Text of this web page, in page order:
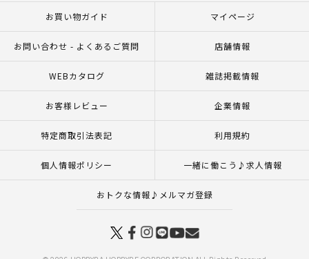
お買い物ガイド マイページ
お問い合わせ - よくあるご質問 店舗情報
WEBカタログ 雑誌掲載情報
お客様レビュー 企業情報
特定商取引法表記 利用規約
個人情報ポリシー 一緒に働こう♪求人情報
おトクな情報♪メルマガ登録